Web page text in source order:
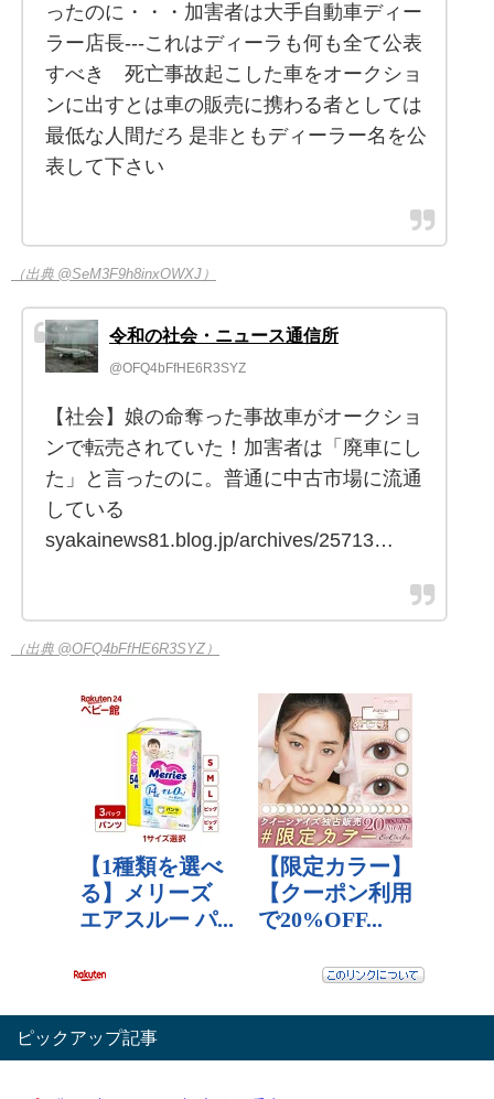
ったのに・・・加害者は大手自動車ディー
ラー店長---これはディーラも何も全て公表
すべき 死亡事故起こした車をオークショ
ンに出すとは車の販売に携わる者としては
最低な人間だろ 是非ともディーラー名を公
表して下さい
（出典 @SeM3F9h8inxOWXJ）
令和の社会・ニュース通信所
@OFQ4bFfHE6R3SYZ
【社会】娘の命奪った事故車がオークショ
ンで転売されていた！加害者は「廃車にし
た」と言ったのに。普通に中古市場に流通
している
syakainews81.blog.jp/archives/25713…
（出典 @OFQ4bFfHE6R3SYZ）
ピックアップ記事